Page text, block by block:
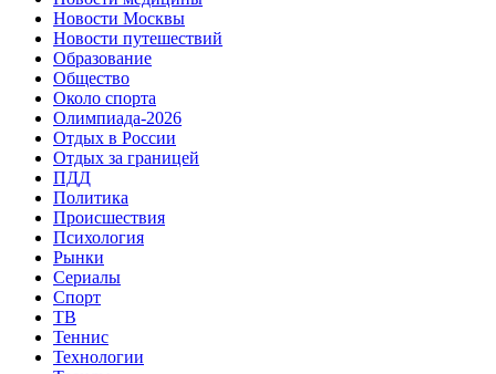
Новости Москвы
Новости путешествий
Образование
Общество
Около спорта
Олимпиада-2026
Отдых в России
Отдых за границей
ПДД
Политика
Происшествия
Психология
Рынки
Сериалы
Спорт
ТВ
Теннис
Технологии